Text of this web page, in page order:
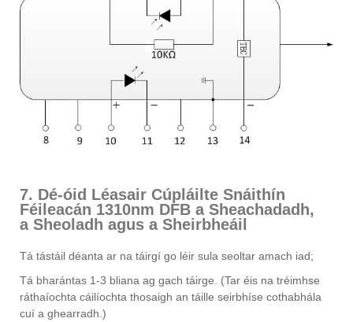
7. Dé-óid Léasair Cúpláilte Snáithín
Féileacán 1310nm DFB a Sheachadadh,
a Sheoladh agus a Sheirbheáil
Tá tástáil déanta ar na táirgí go léir sula seoltar amach iad;
Tá bharántas 1-3 bliana ag gach táirge. (Tar éis na tréimhse
ráthaíochta cáilíochta thosaigh an táille seirbhíse cothabhála
cuí a ghearradh.)